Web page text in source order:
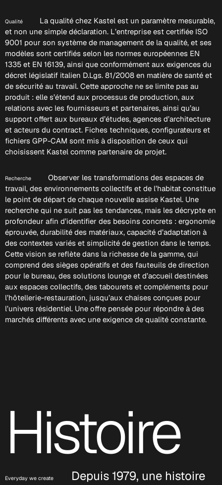
Qualité
La qualité chez Kastel est un paramètre mesurable,
et non une simple déclaration. L’entreprise est certifiée ISO
9001 pour son système de management de la qualité, et ses
modèles sont certifiés selon les normes européennes EN
1335 et EN 16139, ainsi que conformément aux exigences du
décret législatif italien D.Lgs. 81/2008 en matière de santé et
de sécurité au travail. Cette approche ne se limite pas au
produit : elle s’étend aux processus de production, aux
relations avec les fournisseurs et partenaires, ainsi qu’au
support offert aux bureaux d’études, agences d’architecture
et acteurs du contract. Fiches techniques, configurateurs et
fichiers GPP-CAM sont mis à disposition de ceux qui
choisissent Kastel comme partenaire de projet.
Recherche
Observer les transformations des espaces de
travail, des environnements collectifs et de l’habitat constitue
le point de départ de chaque nouvelle assise Kastel. Une
recherche qui ne suit pas les tendances, mais les décrypte en
profondeur afin d’identifier des besoins concrets : ergonomie
éprouvée, durabilité des matériaux, capacité d’adaptation à
des contextes variés et simplicité de gestion dans le temps.
Cette vision se reflète dans la richesse de la gamme, qui
comprend des sièges opératifs et des fauteuils de direction
pour le bureau, des solutions lounge et d’accueil destinées
aux espaces collectifs, des tabourets et compléments pour
l’hôtellerie-restauration, jusqu’aux chaises conçues pour
l’univers résidentiel. Une offre pensée pour répondre à des
marchés différents avec une exigence de qualité constante.
Histoire
Everyday we create
Depuis 1979, une histoire